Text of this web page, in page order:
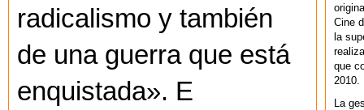
radicalismo y también
de una guerra que está
enquistada». E
Cine
la
que
2010.
La